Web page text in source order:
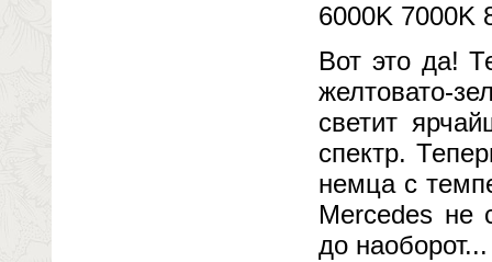
6000K 7000K
Вот это да!
желтовато-
светит
спектр.
немца с
Mercedes не
до наоборот...